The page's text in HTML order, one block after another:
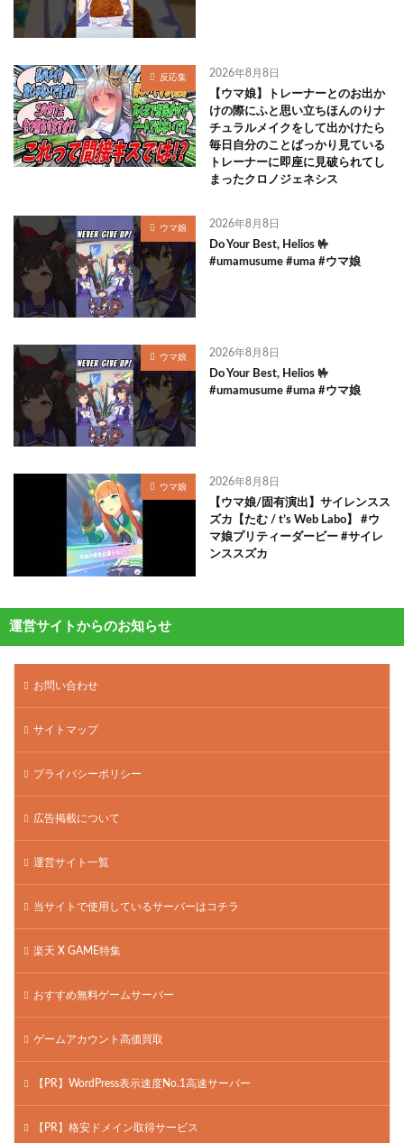
反応集 2026年8月8日
【ウマ娘】トレーナーとのお出か
けの際にふと思い立ちほんのりナ
チュラルメイクをして出かけたら
毎日自分のことばっかり見ている
トレーナーに即座に見破られてし
まったクロノジェネシス
ウマ娘 2026年8月8日
Do Your Best, Helios 🤟
#umamusume #uma #ウマ娘
ウマ娘 2026年8月8日
Do Your Best, Helios 🤟
#umamusume #uma #ウマ娘
ウマ娘 2026年8月8日
【ウマ娘/固有演出】サイレンスス
ズカ【たむ / t’s Web Labo】 #ウ
マ娘プリティーダービー #サイレ
ンススズカ
運営サイトからのお知らせ
お問い合わせ
サイトマップ
プライバシーポリシー
広告掲載について
運営サイト一覧
当サイトで使用しているサーバーはコチラ
楽天 X GAME特集
おすすめ無料ゲームサーバー
ゲームアカウント高価買取
【PR】WordPress表示速度No.1高速サーバー
【PR】格安ドメイン取得サービス